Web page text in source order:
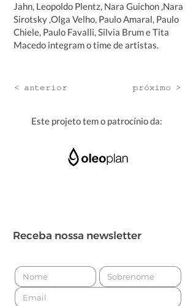
Jahn, Leopoldo Plentz, Nara Guichon ,Nara
Sirotsky ,Olga Velho, Paulo Amaral, Paulo
Chiele, Paulo Favalli, Silvia Brum e Tita
Macedo integram o time de artistas.
< anterior próximo >
Este projeto tem o patrocínio da:
Receba nossa newsletter